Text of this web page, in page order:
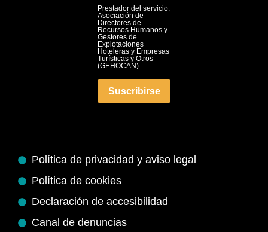
Prestador del servicio:
Asociación de
Directores de
Recursos Humanos y
Gestores de
Explotaciones
Hoteleras y Empresas
Turísticas y Otros
(GEHOCAN)
Suscribirse
Política de privacidad y aviso legal
Política de cookies
Declaración de accesibilidad
Canal de denuncias